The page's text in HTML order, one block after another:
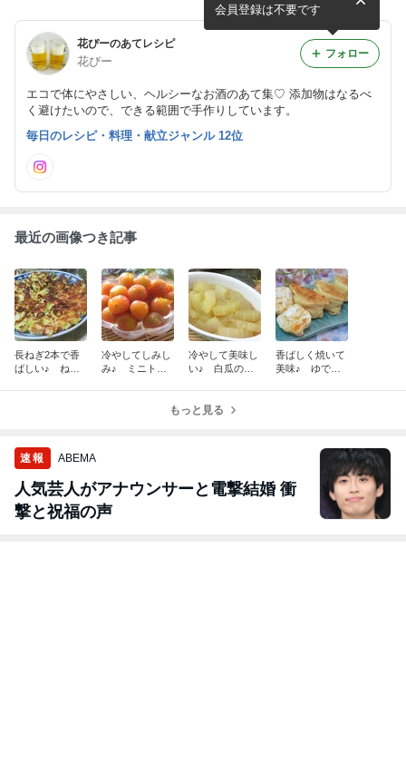
揚げ風
花ぴーのあてレシピ
花ぴー
エコで体にやさしい、ヘルシーなお酒のあて集♡ 添加物はなるべ
く避けたいので、できる範囲で手作りしています。
会員登録は不要です
フォロー
毎日のレシピ・料理・献立ジャンル 12位
最近の画像つき記事
長ねぎ2本で香
ばしい♪ ねぎ
冷やしてしみし
み♪ ミニトマ
冷やして美味し
い♪ 白瓜のめ
香ばしく焼いて
美味♪ ゆでた
もっと見る
速報 ABEMA
人気芸人がアナウンサーと電撃結婚 衝
撃と祝福の声